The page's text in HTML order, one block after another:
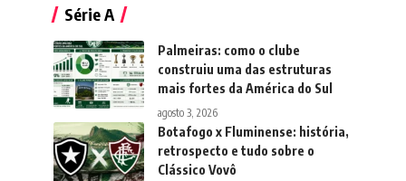
Série A
Palmeiras: como o clube
construiu uma das estruturas
mais fortes da América do Sul
agosto 3, 2026
Botafogo x Fluminense: história,
retrospecto e tudo sobre o
Clássico Vovô